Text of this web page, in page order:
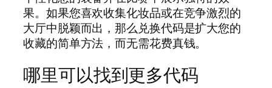
果。如果您喜欢收集化妆品或在竞争激烈的
大厅中脱颖而出，那么兑换代码是扩大您的
收藏的简单方法，而无需花费真钱。
哪里可以找到更多代码